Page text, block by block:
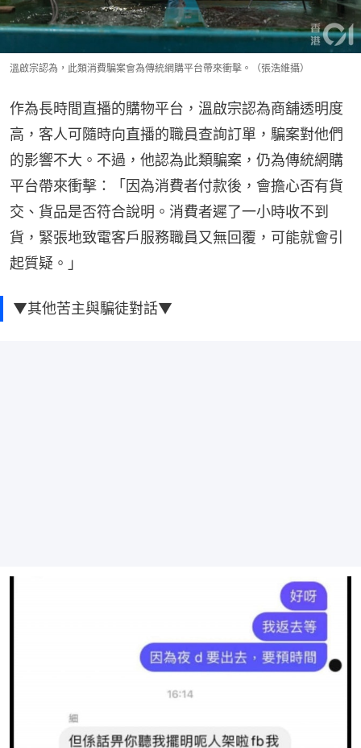
溫啟宗認為，此類消費騙案會為傳統網購平台帶來衝擊。（張浩維攝）
作為長時間直播的購物平台，溫啟宗認為商舖透明度
高，客人可隨時向直播的職員查詢訂單，騙案對他們
的影響不大。不過，他認為此類騙案，仍為傳統網購
平台帶來衝擊：「因為消費者付款後，會擔心否有貨
交、貨品是否符合說明。消費者遲了一小時收不到
貨，緊張地致電客戶服務職員又無回覆，可能就會引
起質疑。」
▼其他苦主與騙徒對話▼